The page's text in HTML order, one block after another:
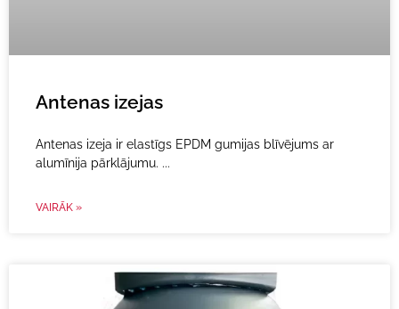
Antenas izejas
Antenas izeja ir elastīgs EPDM gumijas blīvējums ar
alumīnija pārklājumu.
VAIRĀK »